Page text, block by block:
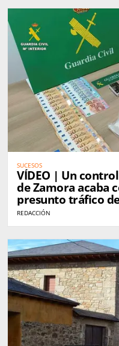
SUCESOS
VÍDEO | Un
de Zamora acaba
presunto tráfico
REDACCIÓN